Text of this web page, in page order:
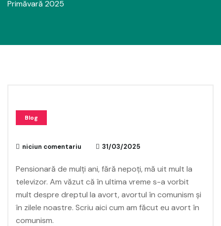
Primăvară 2025
Blog
niciun comentariu 31/03/2025
Pensionară de mulți ani, fără nepoți, mă uit mult la
televizor. Am văzut că în ultima vreme s-a vorbit
mult despre dreptul la avort, avortul în comunism și
în zilele noastre. Scriu aici cum am făcut eu avort în
comunism.